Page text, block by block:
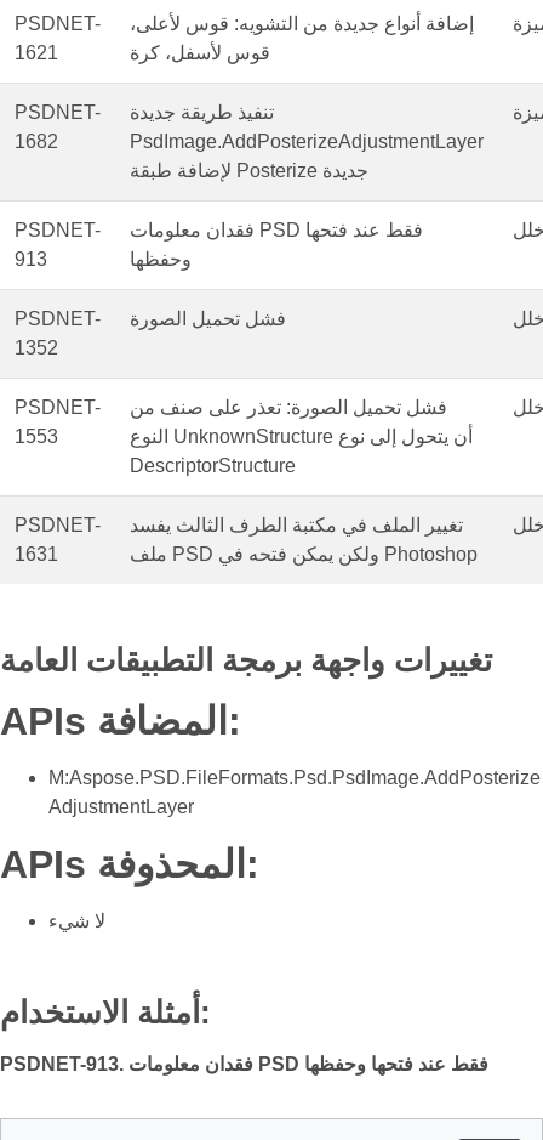
PSDNET-
1621
إضافة أنواع جديدة من التشويه: قوس لأعلى،
قوس لأسفل، كرة
PSDNET-
1682
تنفيذ طريقة جديدة
PsdImage.AddPosterizeAdjustmentLayer
لإضافة طبقة Posterize جديدة
PSDNET-
913
فقدان معلومات PSD فقط عند فتحها
وحفظها
PSDNET-
1352
فشل تحميل الصورة
PSDNET-
1553
فشل تحميل الصورة: تعذر على صنف من
النوع UnknownStructure أن يتحول إلى نوع
DescriptorStructure
PSDNET-
1631
تغيير الملف في مكتبة الطرف الثالث يفسد
ملف PSD ولكن يمكن فتحه في Photoshop
تغييرات واجهة برمجة التطبيقات العامة
APIs المضافة:
M:Aspose.PSD.FileFormats.Psd.PsdImage.AddPosterize
AdjustmentLayer
APIs المحذوفة:
لا شيء
أمثلة الاستخدام:
PSDNET-913. فقدان معلومات PSD فقط عند فتحها وحفظها